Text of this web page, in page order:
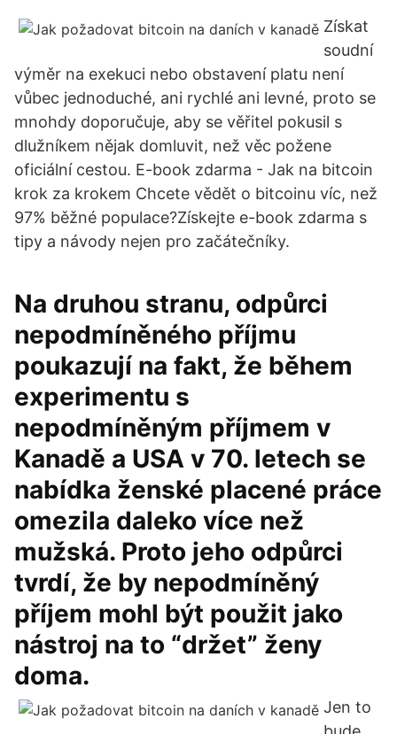
Získat
soudní
výměr na exekuci nebo obstavení platu není
vůbec jednoduché, ani rychlé ani levné, proto se
mnohdy doporučuje, aby se věřitel pokusil s
dlužníkem nějak domluvit, než věc požene
oficiální cestou. E-book zdarma - Jak na bitcoin
krok za krokem Chcete vědět o bitcoinu víc, než
97% běžné populace?Získejte e-book zdarma s
tipy a návody nejen pro začátečníky.
Na druhou stranu, odpůrci
nepodmíněného příjmu
poukazují na fakt, že během
experimentu s
nepodmíněným příjmem v
Kanadě a USA v 70. letech se
nabídka ženské placené práce
omezila daleko více než
mužská. Proto jeho odpůrci
tvrdí, že by nepodmíněný
příjem mohl být použit jako
nástroj na to “držet” ženy
doma.
Jen to